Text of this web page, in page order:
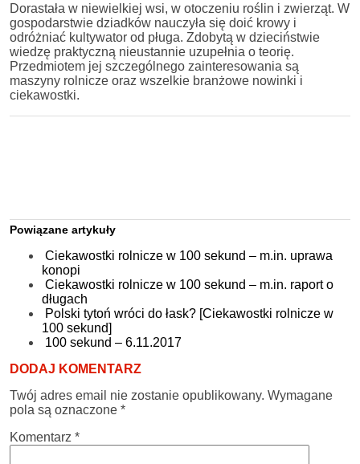
Dorastała w niewielkiej wsi, w otoczeniu roślin i zwierząt. W
gospodarstwie dziadków nauczyła się doić krowy i
odróżniać kultywator od pługa. Zdobytą w dzieciństwie
wiedzę praktyczną nieustannie uzupełnia o teorię.
Przedmiotem jej szczególnego zainteresowania są
maszyny rolnicze oraz wszelkie branżowe nowinki i
ciekawostki.
Powiązane artykuły
Ciekawostki rolnicze w 100 sekund – m.in. uprawa
konopi
Ciekawostki rolnicze w 100 sekund – m.in. raport o
długach
Polski tytoń wróci do łask? [Ciekawostki rolnicze w
100 sekund]
100 sekund – 6.11.2017
DODAJ KOMENTARZ
Twój adres email nie zostanie opublikowany. Wymagane
pola są oznaczone *
Komentarz *